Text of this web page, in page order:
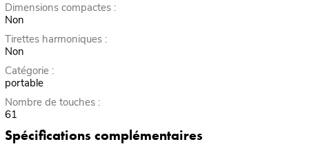
Dimensions compactes :
Non
Tirettes harmoniques :
Non
Catégorie :
portable
Nombre de touches :
61
Spécifications complémentaires